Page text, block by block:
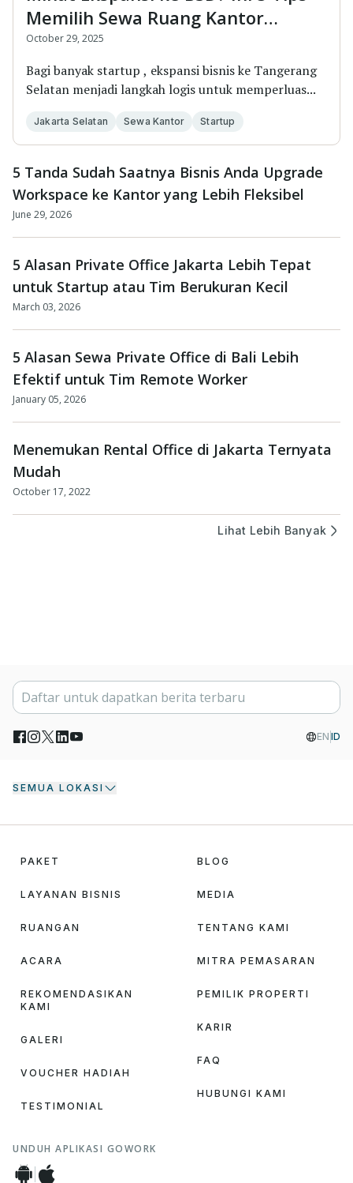
Memilih Sewa Ruang Kantor
Tangerang yang Tepat
October 29, 2025
Bagi banyak startup , ekspansi bisnis ke Tangerang
Selatan menjadi langkah logis untuk memperluas...
Jakarta Selatan Sewa Kantor Startup
5 Tanda Sudah Saatnya Bisnis Anda Upgrade
Workspace ke Kantor yang Lebih Fleksibel
June 29, 2026
5 Alasan Private Office Jakarta Lebih Tepat
untuk Startup atau Tim Berukuran Kecil
March 03, 2026
5 Alasan Sewa Private Office di Bali Lebih
Efektif untuk Tim Remote Worker
January 05, 2026
Menemukan Rental Office di Jakarta Ternyata
Mudah
October 17, 2022
Lihat Lebih Banyak
EN ID
SEMUA LOKASI
PAKET
LAYANAN BISNIS
RUANGAN
ACARA
REKOMENDASIKAN
KAMI
GALERI
VOUCHER HADIAH
TESTIMONIAL
BLOG
MEDIA
TENTANG KAMI
MITRA PEMASARAN
PEMILIK PROPERTI
KARIR
FAQ
HUBUNGI KAMI
UNDUH APLIKASI GOWORK